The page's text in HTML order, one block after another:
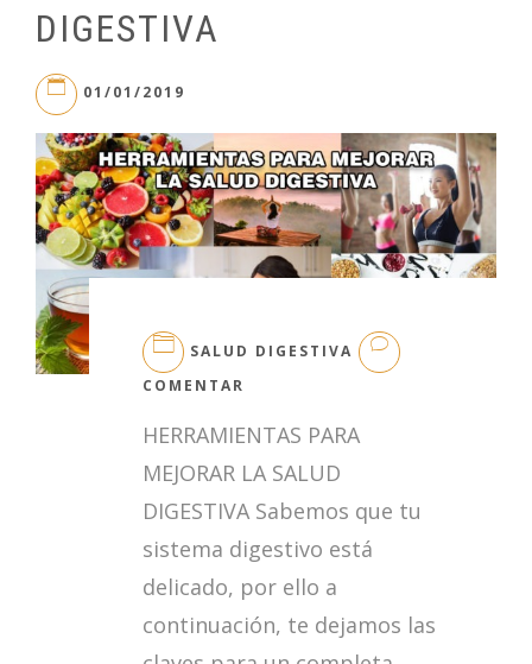
DIGESTIVA
01/01/2019
SALUD DIGESTIVA
COMENTAR
PARA
LA
SALUD
HERRAMIENTAS PARA
MEJORAR LA SALUD
DIGESTIVA Sabemos que tu
sistema digestivo está
delicado, por ello a
continuación, te dejamos las